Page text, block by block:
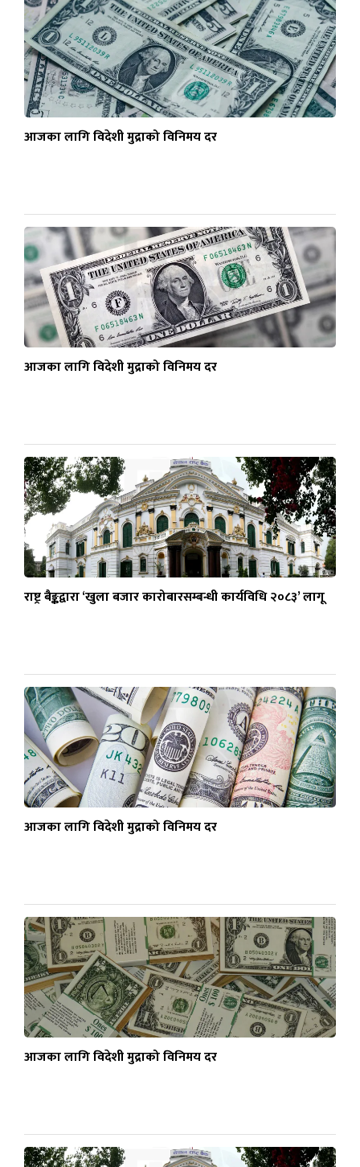
आजका लागि विदेशी मुद्राको विनिमय दर
आजका लागि विदेशी मुद्राको विनिमय दर
राष्ट्र बैङ्कद्वारा ‘खुला बजार कारोबारसम्बन्धी कार्यविधि २०८३’ लागू
आजका लागि विदेशी मुद्राको विनिमय दर
आजका लागि विदेशी मुद्राको विनिमय दर